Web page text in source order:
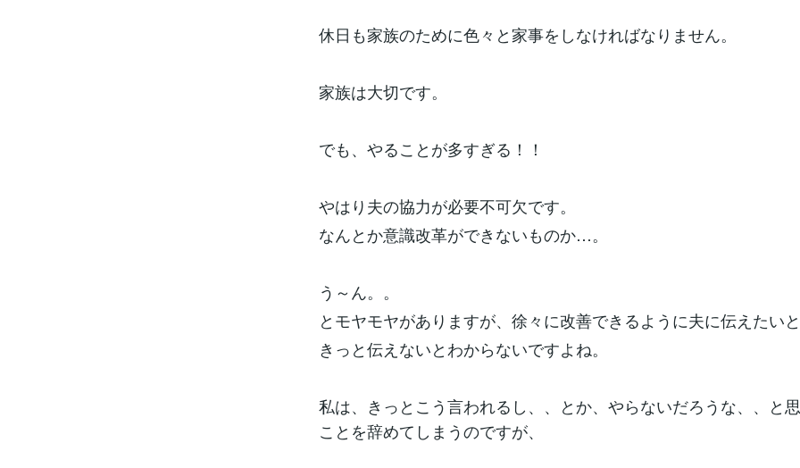
休日も家族のために色々と家事をしなければなりません。
家族は大切です。
でも、やることが多すぎる！！
やはり夫の協力が必要不可欠です。
なんとか意識改革ができないものか…。
う～ん。。
とモヤモヤがありますが、徐々に改善できるように夫に伝えたい
きっと伝えないとわからないですよね。
私は、きっとこう言われるし、、とか、やらないだろうな、、と
ことを辞めてしまうのですが、